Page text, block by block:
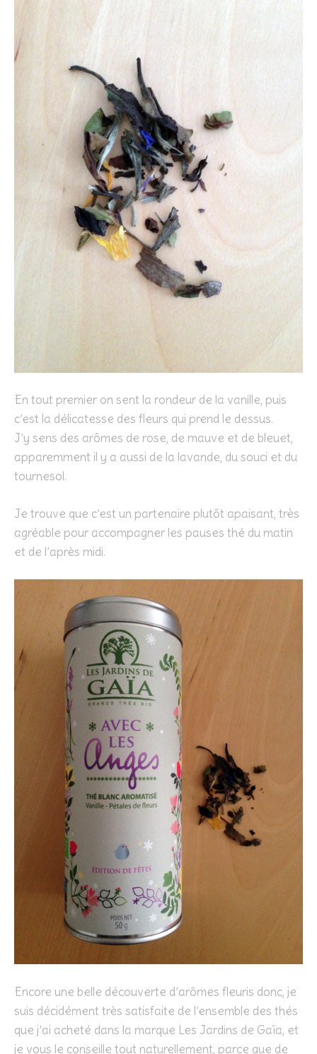
En tout premier on sent la rondeur de la vanille, puis
c’est la délicatesse des fleurs qui prend le dessus.
J’y sens des arômes de rose, de mauve et de bleuet,
apparemment il y a aussi de la lavande, du souci et du
tournesol.
Je trouve que c’est un partenaire plutôt apaisant, très
agréable pour accompagner les pauses thé du matin
et de l’après midi.
Encore une belle découverte d’arômes fleuris donc, je
suis décidément très satisfaite de l’ensemble des thés
que j’ai acheté dans la marque Les Jardins de Gaïa, et
je vous le conseille tout naturellement, parce que de